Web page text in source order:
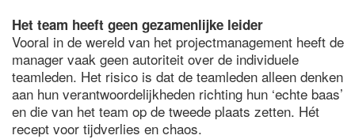
Het team heeft geen gezamenlijke leider
Vooral in de wereld van het projectmanagement heeft de
manager vaak geen autoriteit over de individuele
teamleden. Het risico is dat de teamleden alleen denken
aan hun verantwoordelijkheden richting hun ‘echte baas’
en die van het team op de tweede plaats zetten. Hét
recept voor tijdverlies en chaos.